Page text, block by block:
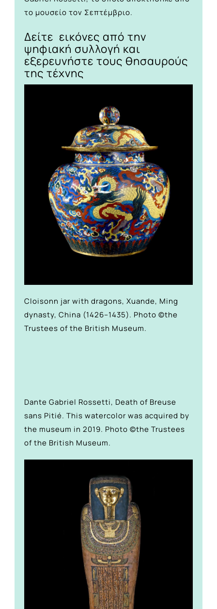
το μουσείο τον Σεπτέμβριο.
Δείτε εικόνες από την
ψηφιακή συλλογή και
εξερευνήστε τους θησαυρούς
της τέχνης
Cloisonn jar with dragons, Xuande, Ming
dynasty, China (1426–1435). Photo ©the
Trustees of the British Museum.
Dante Gabriel Rossetti, Death of Breuse
sans Pitié. This watercolor was acquired by
the museum in 2019. Photo ©the Trustees
of the British Museum.